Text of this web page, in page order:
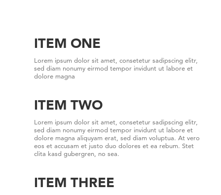
ITEM ONE
Lorem ipsum dolor sit amet, consetetur sadipscing elitr,
sed diam nonumy eirmod tempor invidunt ut labore et
dolore magna
ITEM TWO
Lorem ipsum dolor sit amet, consetetur sadipscing elitr,
sed diam nonumy eirmod tempor invidunt ut labore et
dolore magna aliquyam erat, sed diam voluptua. At vero
eos et accusam et justo duo dolores et ea rebum. Stet
clita kasd gubergren, no sea.
ITEM THREE